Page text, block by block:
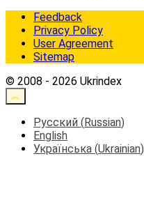
Feedback
Privacy Policy
User Agreement
Sitemap
© 2008 - 2026 Ukrindex
Русский (Russian)
English
Українська (Ukrainian)